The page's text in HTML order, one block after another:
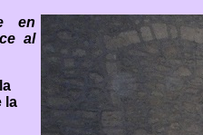
en
al
la